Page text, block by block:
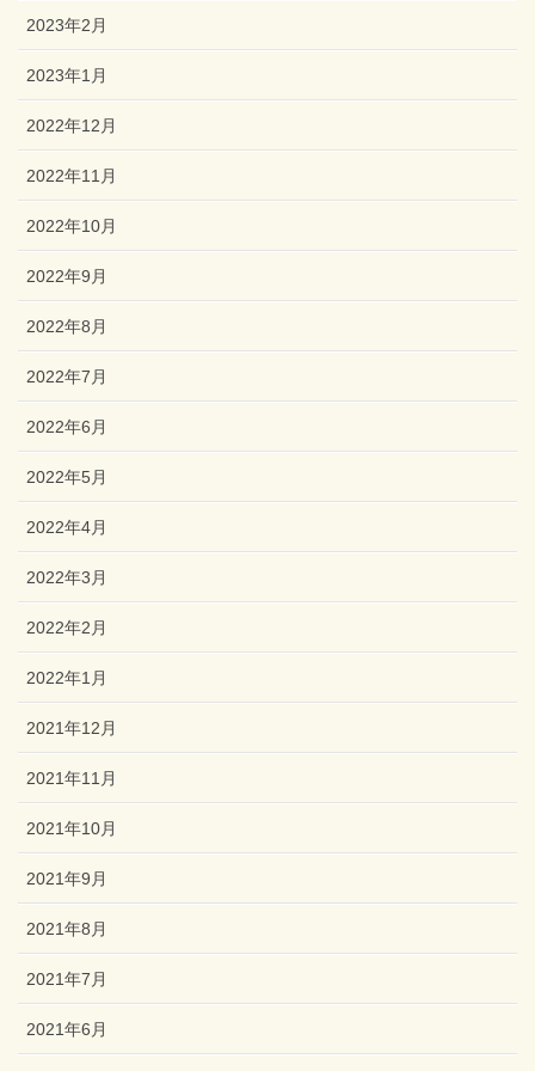
2023年2月
2023年1月
2022年12月
2022年11月
2022年10月
2022年9月
2022年8月
2022年7月
2022年6月
2022年5月
2022年4月
2022年3月
2022年2月
2022年1月
2021年12月
2021年11月
2021年10月
2021年9月
2021年8月
2021年7月
2021年6月